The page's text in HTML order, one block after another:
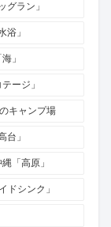
グラン」
浴」
」
ージ」
キャンプ場
台」
「高原」
ドシンク」